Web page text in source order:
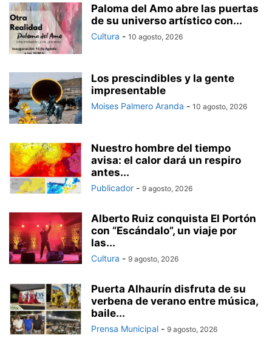
Paloma del Amo abre las puertas
de su universo artístico con...
Cultura - 10 agosto, 2026
Los prescindibles y la gente
impresentable
Moises Palmero Aranda - 10 agosto, 2026
Nuestro hombre del tiempo
avisa: el calor dará un respiro
antes...
Publicador - 9 agosto, 2026
Alberto Ruiz conquista El Portón
con “Escándalo”, un viaje por
las...
Cultura - 9 agosto, 2026
Puerta Alhaurín disfruta de su
verbena de verano entre música,
baile...
Prensa Municipal - 9 agosto, 2026